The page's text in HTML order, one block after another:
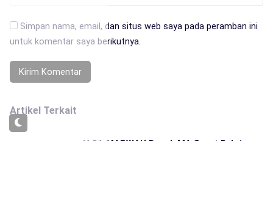
Simpan nama, email, dan situs web saya pada peramban ini
untuk komentar saya berikutnya.
Artikel Terkait